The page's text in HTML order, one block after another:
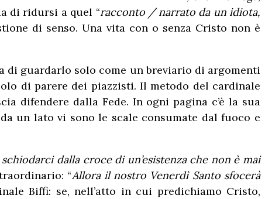
di ridursi a quel “racconto / narrato da un idiota,
di senso. Una vita con o senza Cristo non è
di guardarlo solo come un breviario di argomenti
di parere dei piazzisti. Il metodo del cardinale
difendere dalla Fede. In ogni pagina c’è la sua
un lato vi sono le scale consumate dal fuoco e
dalla croce di un’esistenza che non è mai
“Allora il nostro Venerdì Santo sfocerà
Biffi: se, nell’atto in cui predichiamo Cristo,